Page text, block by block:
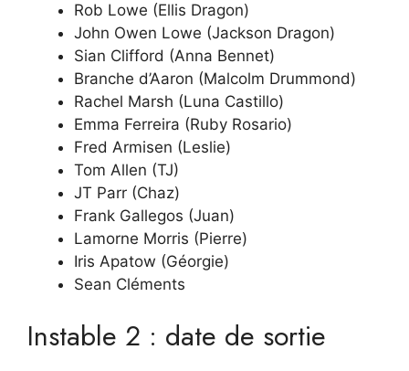
Rob Lowe (Ellis Dragon)
John Owen Lowe (Jackson Dragon)
Sian Clifford (Anna Bennet)
Branche d’Aaron (Malcolm Drummond)
Rachel Marsh (Luna Castillo)
Emma Ferreira (Ruby Rosario)
Fred Armisen (Leslie)
Tom Allen (TJ)
JT Parr (Chaz)
Frank Gallegos (Juan)
Lamorne Morris (Pierre)
Iris Apatow (Géorgie)
Sean Cléments
Instable 2 : date de sortie